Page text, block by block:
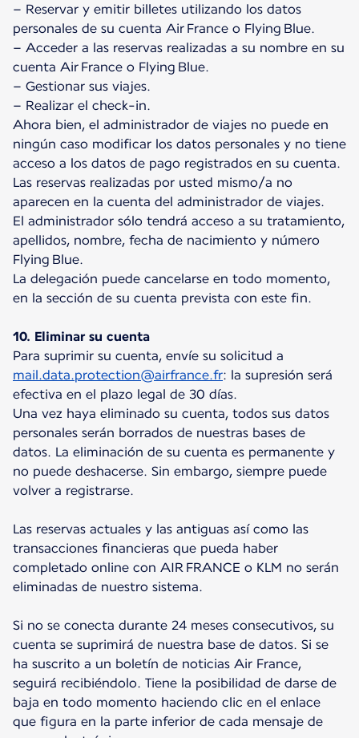
– Reservar y emitir billetes utilizando los datos
personales de su cuenta Air France o Flying Blue.
– Acceder a las reservas realizadas a su nombre en su
cuenta Air France o Flying Blue.
– Gestionar sus viajes.
– Realizar el check-in.
Ahora bien, el administrador de viajes no puede en
ningún caso modificar los datos personales y no tiene
acceso a los datos de pago registrados en su cuenta.
Las reservas realizadas por usted mismo/a no
aparecen en la cuenta del administrador de viajes.
El administrador sólo tendrá acceso a su tratamiento,
apellidos, nombre, fecha de nacimiento y número
Flying Blue.
La delegación puede cancelarse en todo momento,
en la sección de su cuenta prevista con este fin.
10. Eliminar su cuenta
Para suprimir su cuenta, envíe su solicitud a
mail.data.protection@airfrance.fr: la supresión será
efectiva en el plazo legal de 30 días.
Una vez haya eliminado su cuenta, todos sus datos
personales serán borrados de nuestras bases de
datos. La eliminación de su cuenta es permanente y
no puede deshacerse. Sin embargo, siempre puede
volver a registrarse.
Las reservas actuales y las antiguas así como las
transacciones financieras que pueda haber
completado online con AIR FRANCE o KLM no serán
eliminadas de nuestro sistema.
Si no se conecta durante 24 meses consecutivos, su
cuenta se suprimirá de nuestra base de datos. Si se
ha suscrito a un boletín de noticias Air France,
seguirá recibiéndolo. Tiene la posibilidad de darse de
baja en todo momento haciendo clic en el enlace
que figura en la parte inferior de cada mensaje de